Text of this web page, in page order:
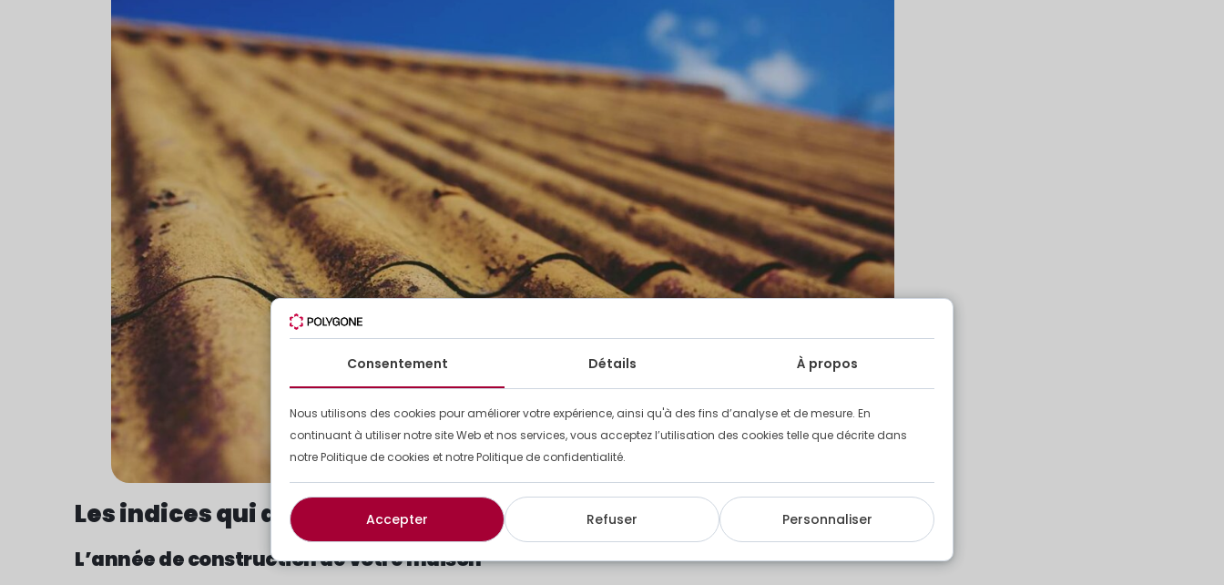
Les indices qui doivent vous alerter
L’année de construction de votre maison
Consentement Détails À propos
Nous utilisons des cookies pour améliorer votre expérience, ainsi qu'à des fins d’analyse et de mesure. En
continuant à utiliser notre site Web et nos services, vous acceptez l’utilisation des cookies telle que décrite dans
notre Politique de cookies et notre Politique de confidentialité.
Accepter Refuser Personnaliser